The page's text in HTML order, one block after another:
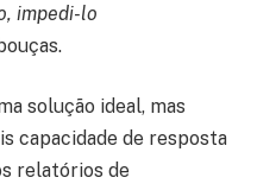
impedi-lo
solução ideal, mas
capacidade de resposta
relatórios de